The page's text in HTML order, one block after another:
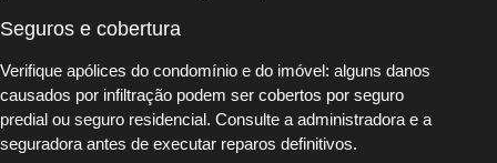
Seguros e cobertura
Verifique apólices do condomínio e do imóvel: alguns danos
causados por infiltração podem ser cobertos por seguro
predial ou seguro residencial. Consulte a administradora e a
seguradora antes de executar reparos definitivos.